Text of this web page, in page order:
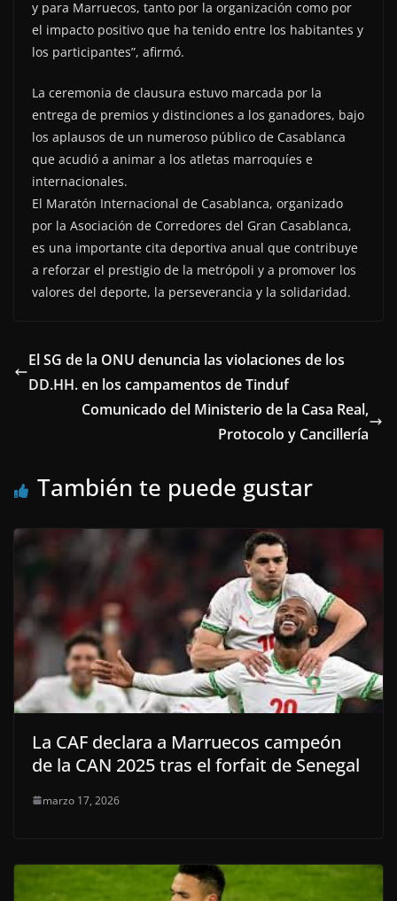
y para Marruecos, tanto por la organización como por
el impacto positivo que ha tenido entre los habitantes y
los participantes”, afirmó.
La ceremonia de clausura estuvo marcada por la
entrega de premios y distinciones a los ganadores, bajo
los aplausos de un numeroso público de Casablanca
que acudió a animar a los atletas marroquíes e
internacionales.
El Maratón Internacional de Casablanca, organizado
por la Asociación de Corredores del Gran Casablanca,
es una importante cita deportiva anual que contribuye
a reforzar el prestigio de la metrópoli y a promover los
valores del deporte, la perseverancia y la solidaridad.
El SG de la ONU denuncia las violaciones de los
DD.HH. en los campamentos de Tinduf
Comunicado del Ministerio de la Casa Real,
Protocolo y Cancillería
También te puede gustar
La CAF declara a Marruecos campeón
de la CAN 2025 tras el forfait de Senegal
marzo 17, 2026